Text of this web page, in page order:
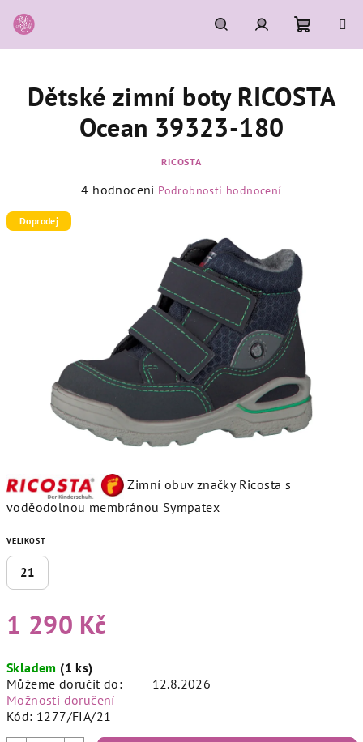
na
obsah
HledatPřihlášeníNákupní
košík
Zimní obuv značky Ricosta s
voděodolnou membránou Sympatex
VELIKOST
21
1 290 Kč
cena:
Skladem (1 ks)
Můžeme doručit do:
12.8.2026
Možnosti doručení
Kód: 1277/FIA/21
Dětské zimní boty RICOSTA
Ocean 39323-180
RICOSTA
Průměrné
4 hodnocení Podrobnosti hodnocení
Doprodej